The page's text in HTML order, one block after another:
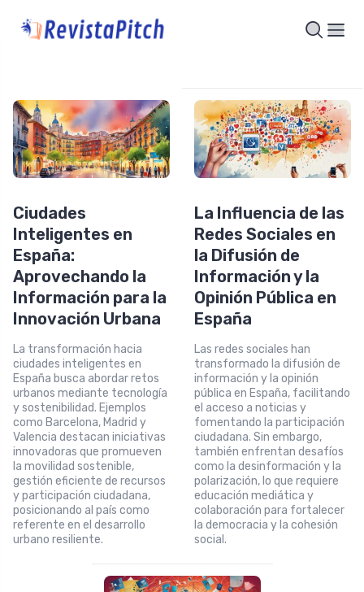
Ciudades
Inteligentes en
España:
Aprovechando la
Información para la
Innovación Urbana
La transformación hacia
ciudades inteligentes en
España busca abordar retos
urbanos mediante tecnología
y sostenibilidad. Ejemplos
como Barcelona, Madrid y
Valencia destacan iniciativas
innovadoras que promueven
la movilidad sostenible,
gestión eficiente de recursos
y participación ciudadana,
posicionando al país como
referente en el desarrollo
urbano resiliente.
La Influencia de las
Redes Sociales en
la Difusión de
Información y la
Opinión Pública en
España
Las redes sociales han
transformado la difusión de
información y la opinión
pública en España, facilitando
el acceso a noticias y
fomentando la participación
ciudadana. Sin embargo,
también enfrentan desafíos
como la desinformación y la
polarización, lo que requiere
educación mediática y
colaboración para fortalecer
la democracia y la cohesión
social.